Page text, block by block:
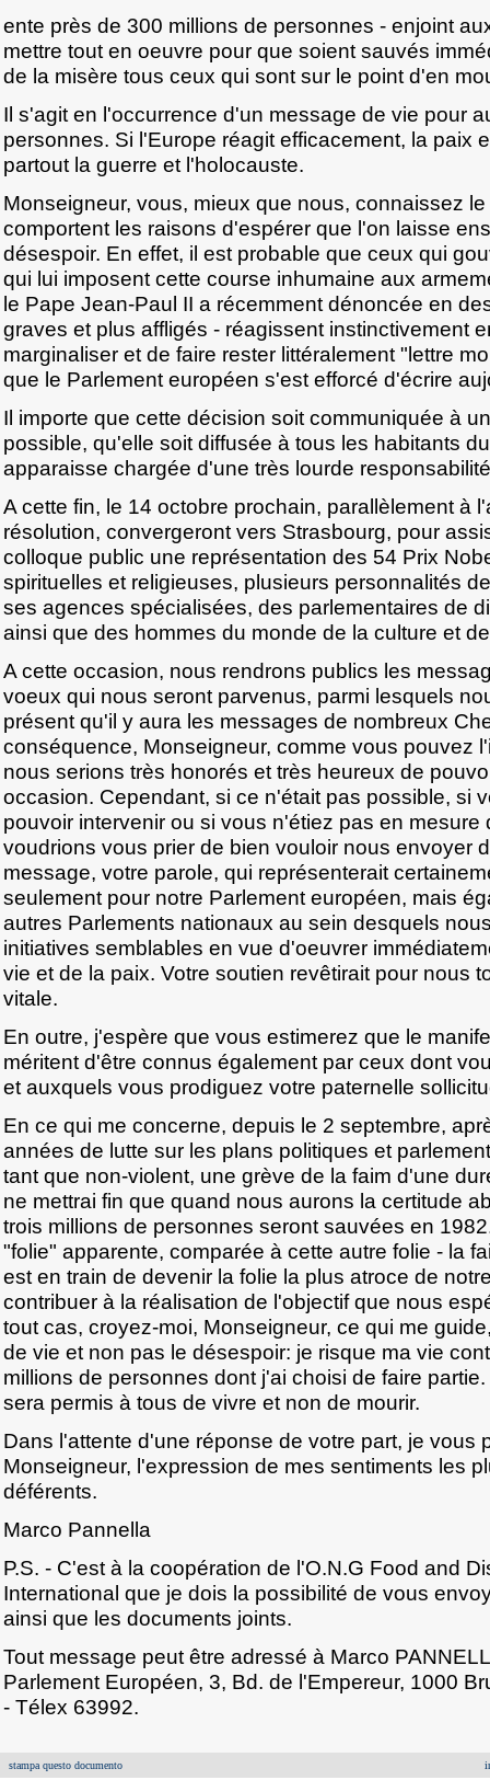
ente près de 300 millions de personnes - enjoint
mettre tout en oeuvre pour que soient sauvés
de la misère tous ceux qui sont sur le point d'en
Il s'agit en l'occurrence d'un message de vie pour
personnes. Si l'Europe réagit efficacement, la paix
partout la guerre et l'holocauste.
Monseigneur, vous, mieux que nous, connaissez
comportent les raisons d'espérer que l'on laisse
désespoir. En effet, il est probable que ceux qui
qui lui imposent cette course inhumaine aux
le Pape Jean-Paul II a récemment dénoncée en
graves et plus affligés - réagissent instinctivement
marginaliser et de faire rester littéralement "lettre
que le Parlement européen s'est efforcé d'écrire
Il importe que cette décision soit communiquée à
possible, qu'elle soit diffusée à tous les habitants
apparaisse chargée d'une très lourde
A cette fin, le 14 octobre prochain, parallèlement à
résolution, convergeront vers Strasbourg, pour
colloque public une représentation des 54 Prix
spirituelles et religieuses, plusieurs personnalités
ses agences spécialisées, des parlementaires de
ainsi que des hommes du monde de la culture et
A cette occasion, nous rendrons publics les
voeux qui nous seront parvenus, parmi lesquels
présent qu'il y aura les messages de nombreux
conséquence, Monseigneur, comme vous pouvez
nous serions très honorés et très heureux de
occasion. Cependant, si ce n'était pas possible, si
pouvoir intervenir ou si vous n'étiez pas en mesure
voudrions vous prier de bien vouloir nous envoyer
message, votre parole, qui représenterait
seulement pour notre Parlement européen, mais
autres Parlements nationaux au sein desquels
initiatives semblables en vue d'oeuvrer
vie et de la paix. Votre soutien revêtirait pour nous
vitale.
En outre, j'espère que vous estimerez que le
méritent d'être connus également par ceux dont
et auxquels vous prodiguez votre paternelle
En ce qui me concerne, depuis le 2 septembre,
années de lutte sur les plans politiques et
tant que non-violent, une grève de la faim d'une
ne mettrai fin que quand nous aurons la certitude
trois millions de personnes seront sauvées en
"folie" apparente, comparée à cette autre folie - la
est en train de devenir la folie la plus atroce de
contribuer à la réalisation de l'objectif que nous
tout cas, croyez-moi, Monseigneur, ce qui me
de vie et non pas le désespoir: je risque ma vie
millions de personnes dont j'ai choisi de faire
sera permis à tous de vivre et non de mourir.
Dans l'attente d'une réponse de votre part, je vous
Monseigneur, l'expression de mes sentiments les
déférents.
Marco Pannella
P.S. - C'est à la coopération de l'O.N.G Food and
International que je dois la possibilité de vous
ainsi que les documents joints.
Tout message peut être adressé à Marco
Parlement Européen, 3, Bd. de l'Empereur, 1000
- Télex 63992.
stampa questo documento